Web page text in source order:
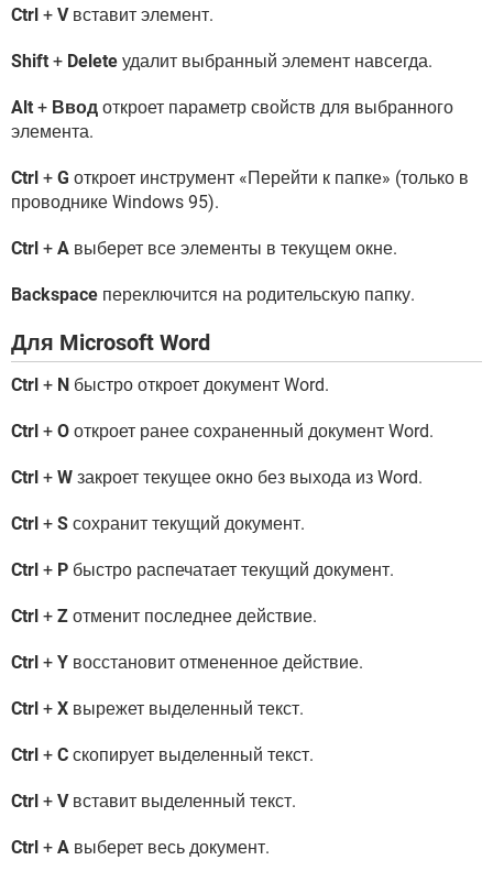
Ctrl + Vвставит элемент.
Shift + Delete удалит выбранный элемент навсегда.
Alt + Ввод откроет параметр свойств для выбранного
элемента.
Ctrl + G откроет инструмент «Перейти к папке» (только в
проводнике Windows 95).
Ctrl + A выберет все элементы в текущем окне.
Backspace переключится на родительскую папку.
Для Microsoft Word
Ctrl + N быстро откроет документ Word.
Ctrl + O откроет ранее сохраненный документ Word.
Ctrl + W закроет текущее окно без выхода из Word.
Ctrl + S сохранит текущий документ.
Ctrl + P быстро распечатает текущий документ.
Ctrl + Z отменит последнее действие.
Ctrl + Y восстановит отмененное действие.
Ctrl + X вырежет выделенный текст.
Ctrl + C скопирует выделенный текст.
Ctrl + Vвставит выделенный текст.
Ctrl + A выберет весь документ.